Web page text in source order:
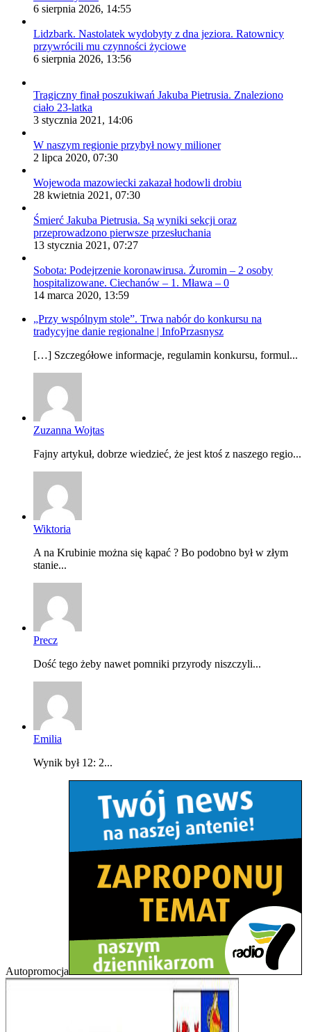
6 sierpnia 2026, 14:55
Lidzbark. Nastolatek wydobyty z dna jeziora. Ratownicy
przywrócili mu czynności życiowe
6 sierpnia 2026, 13:56
Tragiczny finał poszukiwań Jakuba Pietrusia. Znaleziono
ciało 23-latka
3 stycznia 2021, 14:06
W naszym regionie przybył nowy milioner
2 lipca 2020, 07:30
Wojewoda mazowiecki zakazał hodowli drobiu
28 kwietnia 2021, 07:30
Śmierć Jakuba Pietrusia. Są wyniki sekcji oraz
przeprowadzono pierwsze przesłuchania
13 stycznia 2021, 07:27
Sobota: Podejrzenie koronawirusa. Żuromin – 2 osoby
hospitalizowane. Ciechanów – 1. Mława – 0
14 marca 2020, 13:59
„Przy wspólnym stole”. Trwa nabór do konkursu na
tradycyjne danie regionalne | InfoPrzasnysz
[…] Szczegółowe informacje, regulamin konkursu, formul...
Zuzanna Wojtas
Fajny artykuł, dobrze wiedzieć, że jest ktoś z naszego regio...
Wiktoria
A na Krubinie można się kąpać ? Bo podobno był w złym
stanie...
Precz
Dość tego żeby nawet pomniki przyrody niszczyli...
Emilia
Wynik był 12: 2...
Autopromocja